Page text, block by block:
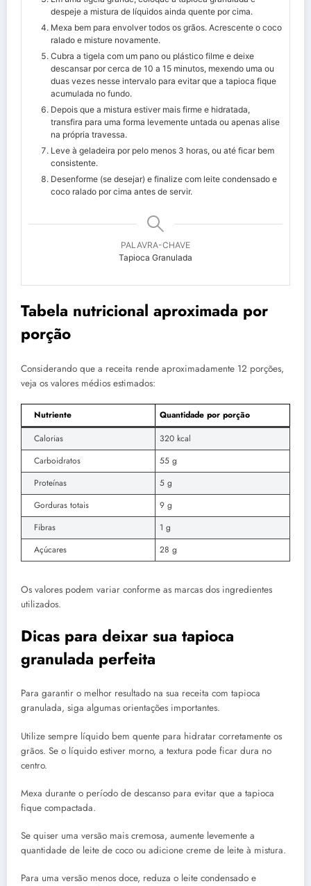
despeje a mistura de líquidos ainda quente por cima.
Mexa bem para envolver todos os grãos. Acrescente o coco
ralado e misture novamente.
Cubra a tigela com um pano ou plástico filme e deixe
descansar por cerca de 10 a 15 minutos, mexendo uma ou
duas vezes nesse intervalo para evitar que a tapioca fique
acumulada no fundo.
Depois que a mistura estiver mais firme e hidratada,
transfira para uma forma levemente untada ou apenas alise
na própria travessa.
Leve à geladeira por pelo menos 3 horas, ou até ficar bem
consistente.
Desenforme (se desejar) e finalize com leite condensado e
coco ralado por cima antes de servir.
PALAVRA-CHAVE
Tapioca Granulada
Tabela nutricional aproximada por
porção
Considerando que a receita rende aproximadamente 12 porções,
veja os valores médios estimados:
Nutriente
Quantidade por porção
Calorias
320 kcal
Carboidratos
55 g
Proteínas
5 g
Gorduras totais
9 g
Fibras
1 g
Açúcares
28 g
Os valores podem variar conforme as marcas dos ingredientes
utilizados.
Dicas para deixar sua tapioca
granulada perfeita
Para garantir o melhor resultado na sua receita com tapioca
granulada, siga algumas orientações importantes.
Utilize sempre líquido bem quente para hidratar corretamente os
grãos. Se o líquido estiver morno, a textura pode ficar dura no
centro.
Mexa durante o período de descanso para evitar que a tapioca
fique compactada.
Se quiser uma versão mais cremosa, aumente levemente a
quantidade de leite de coco ou adicione creme de leite à mistura.
Para uma versão menos doce, reduza o leite condensado e